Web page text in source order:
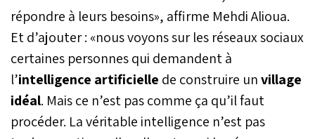
répondre à leurs besoins», affirme Mehdi Alioua.
Et d’ajouter : «nous voyons sur les réseaux sociaux
certaines personnes qui demandent à
l’intelligence artificielle de construire unvillage
idéal. Mais ce n’est pas comme ça qu’il faut
procéder. La véritable intelligence n’est pas